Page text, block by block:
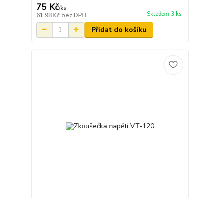
75 Kč/ks
61,98 Kč bez DPH Skladem 3 ks
Přidat do košíku